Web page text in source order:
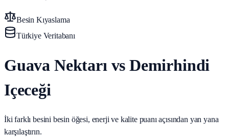
Besin Kıyaslama
Türkiye Veritabanı
Guava Nektarı vs Demirhindi
Içeceği
İki farklı besini besin öğesi, enerji ve kalite puanı açısından yan yana
karşılaştırın.